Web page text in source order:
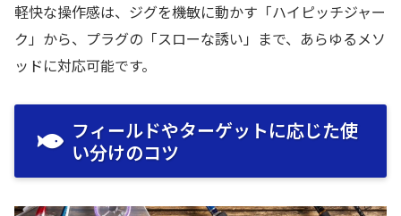
軽快な操作感は、ジグを機敏に動かす「ハイピッチジャー
ク」から、プラグの「スローな誘い」まで、あらゆるメソ
ッドに対応可能です。
フィールドやターゲットに応じた使
い分けのコツ